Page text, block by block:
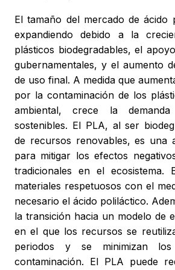
El tamaño del mercado de ácido
expandiendo debido a la
plásticos biodegradables, el
gubernamentales, y el aumento
de uso final. A medida que
por la contaminación de los
ambiental, crece la
sostenibles. El PLA, al ser
de recursos renovables, es una
para mitigar los efectos
tradicionales en el ecosistema.
materiales respetuosos con el
necesario el ácido poliláctico.
la transición hacia un modelo de
en el que los recursos se
periodos y se minimizan
contaminación. El PLA puede